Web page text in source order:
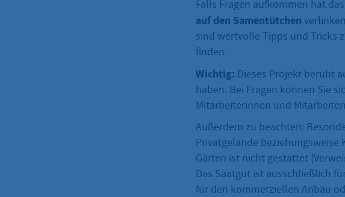
Falls Fragen aufkommen hat
auf den Samentütchen
sind wertvolle Tipps und Tricks
finden.
Wichtig: Dieses Projekt beruht
haben. Bei Fragen können Sie
Mitarbeiterinnen und
Außerdem zu beachten:
Privatgelände
Gärten ist nicht gestattet
Das Saatgut ist ausschließlich
für den kommerziellen Anbau